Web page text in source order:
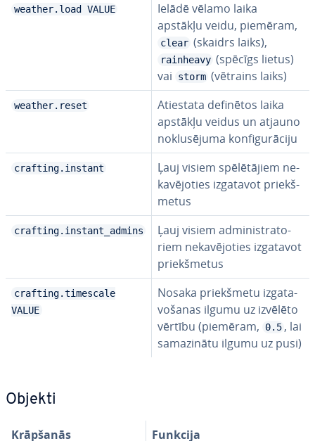
weather.load VALUE
Ielādē vēlamo laika
apstākļu veidu, piemēram,
clear (skaidrs laiks),
rainheavy (spēcīgs lietus)
vai
storm (vētrains laiks)
weather.reset
Atiestata definētos laika
apstākļu veidus un atjauno
no­klu­sē­ju­ma kon­fi­gu­rā­ci­ju
crafting.instant
Ļauj visiem spē­lē­tā­jiem ne­
ka­vē­jo­ties izgatavot priekš­
me­tus
crafting.instant_admins
Ļauj visiem ad­mi­nis­tra­to­
riem ne­ka­vē­jo­ties izgatavot
priekš­me­tus
crafting.timescale
VALUE
Nosaka priekš­me­tu iz­ga­ta­
vo­ša­nas ilgumu uz izvēlēto
vērtību (piemēram,
0.5 , lai
sa­ma­zi­nā­tu ilgumu uz pusi)
Objekti
Krāpšanās Funkcija